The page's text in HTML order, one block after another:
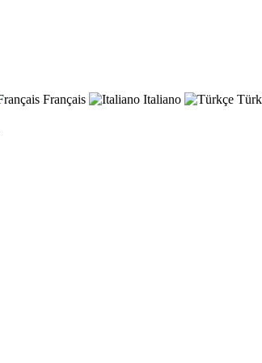
Français Italiano